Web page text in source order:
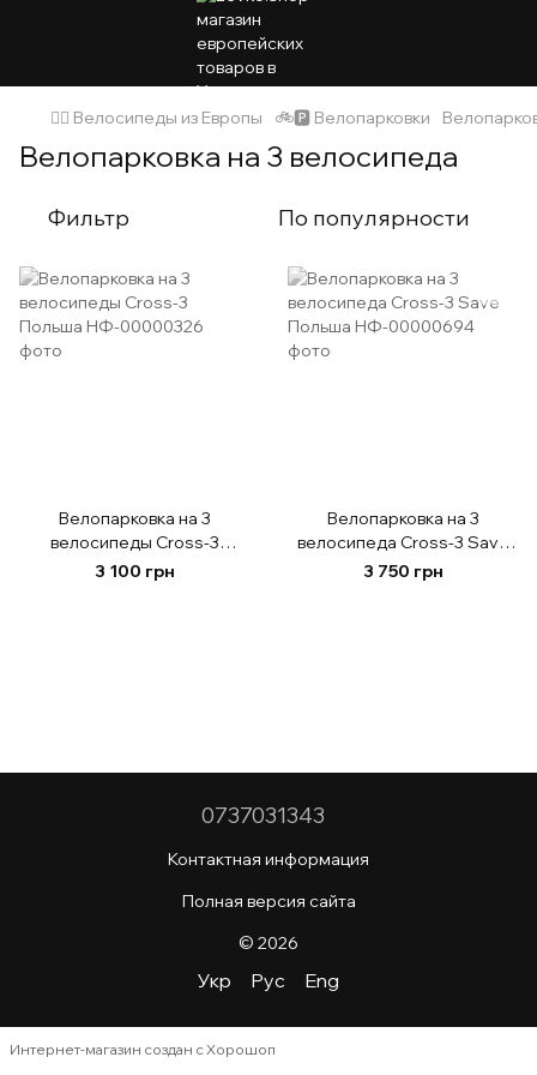
🚴‍♂️ Велосипеды из Европы 🚲🅿️ Велопарковки
Велопарковка на 3 велосипеда
Фильтр По популярности
Велопарковка на 3
велосипеды Cross-3
Польша
3 100 грн
Велопарковка на 3
велосипеда Cross-3 Save
Польша
3 750 грн
0737031343
Контактная информация
Полная версия сайта
© 2026
Укр Рус Eng
Интернет-магазин создан с Хорошоп